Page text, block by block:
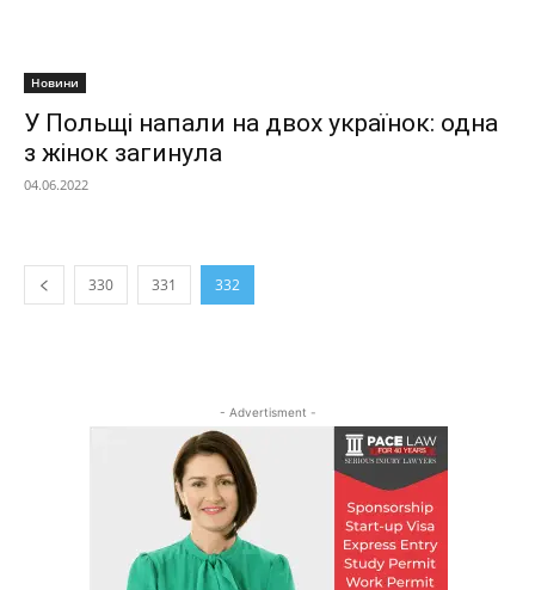
Новини
У Польщі напали на двох українок: одна
з жінок загинула
04.06.2022
330 331 332
- Advertisment -